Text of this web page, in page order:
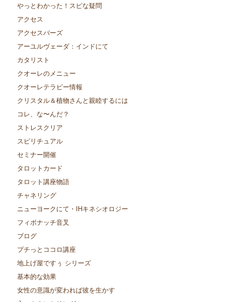
やっとわかった！スピな疑問
アクセス
アクセスバーズ
アーユルヴェーダ：インドにて
カタリスト
クオーレのメニュー
クオーレテラピー情報
クリスタル＆植物さんと親睦するには
コレ、な〜んだ？
ストレスクリア
スピリチュアル
セミナー開催
タロットカード
タロット講座物語
チャネリング
ニューヨークにて・IHキネシオロジー
フィボナッチ音叉
ブログ
プチっとココロ講座
地上げ屋ですぅ シリーズ
基本的な効果
女性の意識が変われば彼を生かす